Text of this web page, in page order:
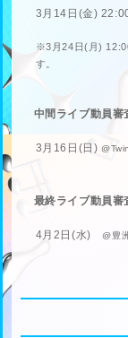
3月14日(金)
※3月24日(月)
す。
中間ライブ動員審
3月16日(日)
最終ライブ動員審
4月2日(水)@豊